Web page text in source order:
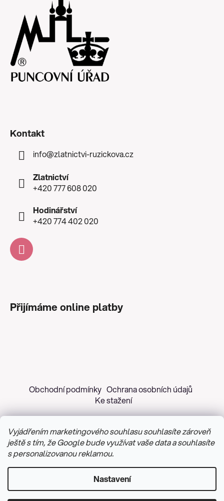
Vyjádřením marketingového souhlasu souhlasíte zároveň
ještě s tím, že Google bude využívat vaše data a souhlasíte
s personalizovanou reklamou.
Nastavení
Kontakt
info@zlatnictvi-ruzickova.cz
Zlatnictví
+420 777 608 020
Hodinářství
+420 774 402 020
Přijímáme online platby
Obchodní podmínky Ochrana osobních údajů
Ke stažení
Vytvořil Shoptet&PekneWeby
Upravit nastavení cookies